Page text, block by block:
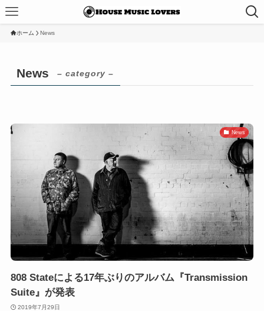
ホーム News
News – category –
News
808 Stateによる17年ぶりのアルバム『Transmission
Suite』が発表
2019年7月29日